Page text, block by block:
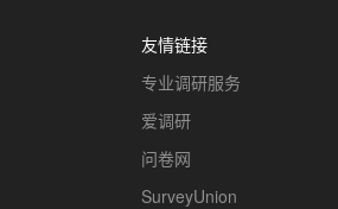
友情链接
专业调研服务
爱调研
问卷网
SurveyUnion